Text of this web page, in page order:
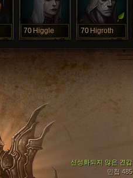
70 Higgle 70 Higroth
신성화되지 않은 견갑
민첩 485